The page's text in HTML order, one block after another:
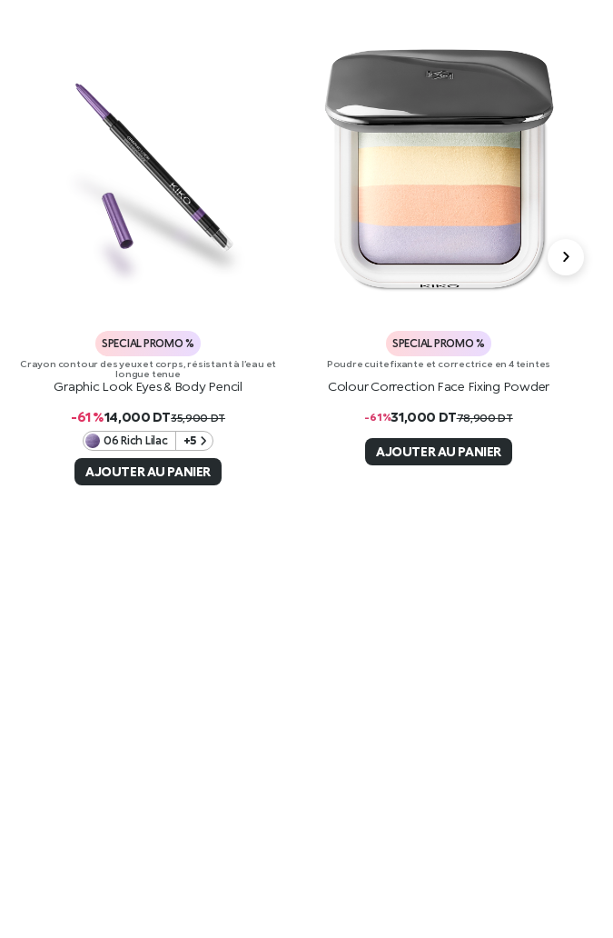
SPECIAL PROMO %
Crayon contour des yeux et corps, résistant à l’eau et
longue tenue
Graphic Look Eyes & Body Pencil
-61 %14,000 DT35,900DT
06 Rich Lilac +5
AJOUTER AU PANIER
SPECIAL PROMO %
Poudre cuite fixante et correctrice en 4 teintes
Colour Correction Face Fixing Powder
-61%31,000 DT78,900DT
AJOUTER AU PANIER